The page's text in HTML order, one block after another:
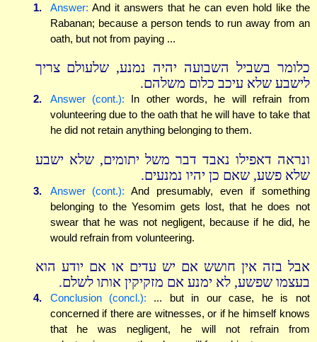
1. Answer: And it answers that he can even hold like the
Rabanan; because a person tends to run away from an
oath, but not from paying ...
כלומר בשביל השבועה יהיה נמנע, שלעולם צריך
לישבע שלא עיכב כלום משלהם.
2. Answer (cont.): In other words, he will refrain from
volunteering due to the oath that he will have to take that
he did not retain anything belonging to them.
ונראה דאפילו נאבד דבר משל יתומים, שלא ישבע
שלא פשע, שאם כן יהיו נמנעים.
3. Answer (cont.): And presumably, even if something
belonging to the Yesomim gets lost, that he does not
swear that he was not negligent, because if he did, he
would refrain from volunteering.
אבל בזה אין חושש אם יש עדים או אם יודע הוא
בעצמו שפשע, לא ימנע אם מזקיקין אותו לשלם.
4. Conclusion (concl.): ... but in our case, he is not
concerned if there are witnesses, or if he himself knows
that he was negligent, he will not refrain from